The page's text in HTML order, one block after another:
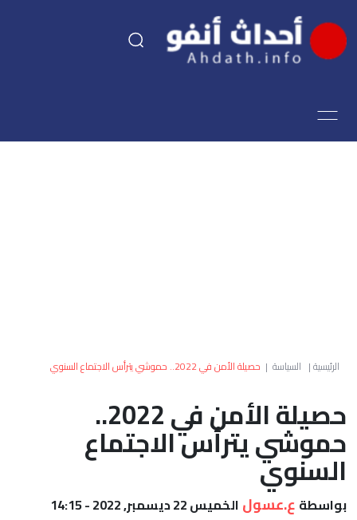
اقتصاد
العالم
أعمدة
الصحراء
الرئيسية| السياسة | حصيلة الأمن في 2022.. حموشي يترأس الاجتماع السنوي
حصيلة الأمن في 2022..
حموشي يترأس الاجتماع
السنوي
بواسطة ع.عسول الخميس 22 ديسمبر, 2022 - 14:15